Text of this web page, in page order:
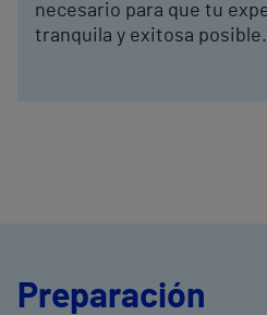
necesario para que tu
tranquila y exitosa posible.
Preparación